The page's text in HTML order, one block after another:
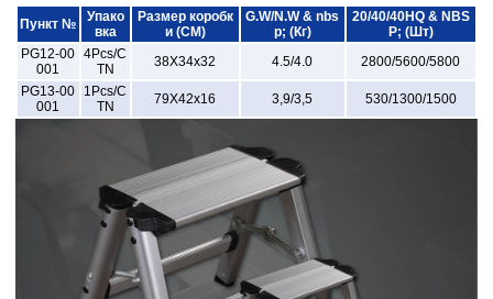
Пункт №
Упако
вка
Размер коробк
и (CM)
G.W/N.W & nbs
p; (Кг)
20/40/40HQ & NBS
P; (Шт)
PG12-00
001
4Pcs/C
TN
38X34x32 4.5/4.0
2800/5600/5800
PG13-00
001
1Pcs/C
TN
79X42x16 3,9/3,5 530/1300/1500